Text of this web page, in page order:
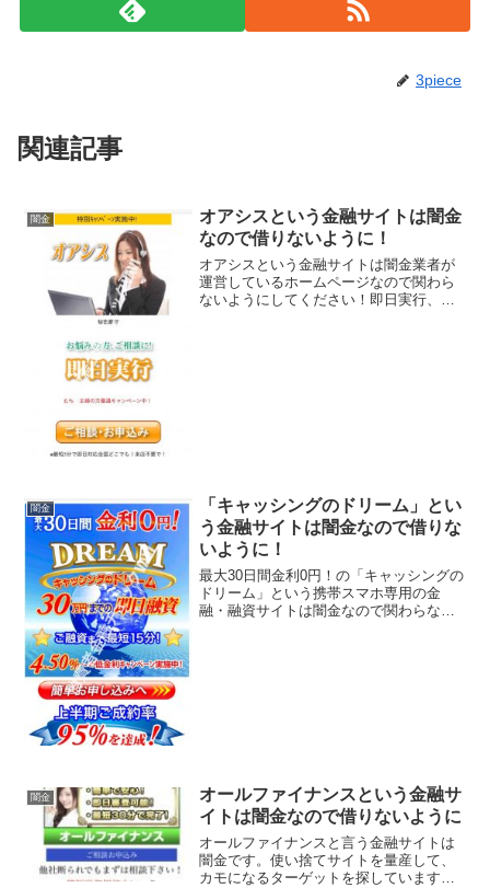
3piece
関連記事
闇金
オアシスという金融サイトは闇金
なので借りないように！
オアシスという金融サイトは闇金業者が
運営しているホームページなので関わら
ないようにしてください！即日実行、他
闇金
「キャッシングのドリーム」とい
う金融サイトは闇金なので借りな
いように！
最大30日間金利0円！の「キャッシングの
ドリーム」という携帯スマホ専用の金
融・融資サイトは闇金なので関わらない
闇金
オールファイナンスという金融サ
イトは闇金なので借りないように
オールファイナンスと言う金融サイトは
闇金です。使い捨てサイトを量産して、
カモになるターゲットを探しています、